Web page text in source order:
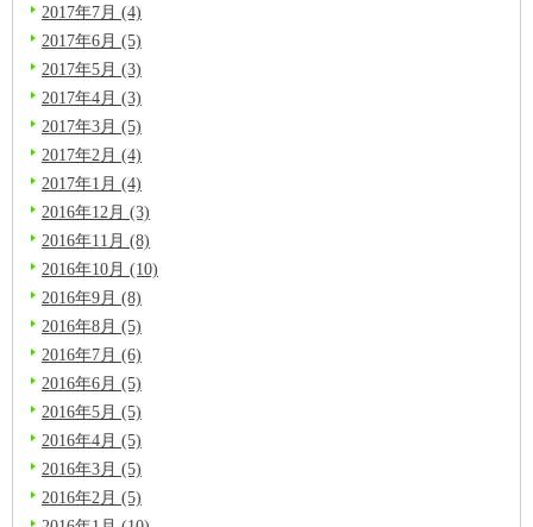
2017年7月 (4)
2017年6月 (5)
2017年5月 (3)
2017年4月 (3)
2017年3月 (5)
2017年2月 (4)
2017年1月 (4)
2016年12月 (3)
2016年11月 (8)
2016年10月 (10)
2016年9月 (8)
2016年8月 (5)
2016年7月 (6)
2016年6月 (5)
2016年5月 (5)
2016年4月 (5)
2016年3月 (5)
2016年2月 (5)